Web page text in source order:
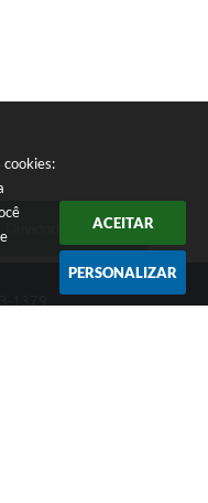
cookies:
e
ACEITAR
PERSONALIZAR
Ouvidoria Municipal